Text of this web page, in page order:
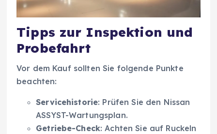
Tipps zur Inspektion und
Probefahrt
Vor dem Kauf sollten Sie folgende Punkte
beachten:
Servicehistorie: Prüfen Sie den Nissan
ASSYST-Wartungsplan.
Getriebe-Check: Achten Sie auf Ruckeln